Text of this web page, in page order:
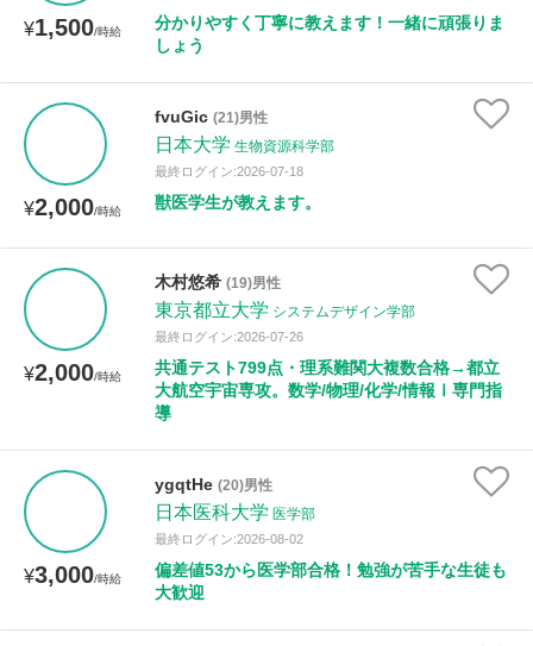
¥1,500/時給
分かりやすく丁寧に教えます！一緒に頑張りま
しょう
¥2,000/時給
fvuGic (21)男性
日本大学 生物資源科学部
最終ログイン:2026-07-18
獣医学生が教えます。
¥2,000/時給
木村悠希 (19)男性
東京都立大学 システムデザイン学部
最終ログイン:2026-07-26
共通テスト799点・理系難関大複数合格→都立
大航空宇宙専攻。数学/物理/化学/情報Ⅰ専門指
導
¥3,000/時給
ygqtHe (20)男性
日本医科大学 医学部
最終ログイン:2026-08-02
偏差値53から医学部合格！勉強が苦手な生徒も
大歓迎